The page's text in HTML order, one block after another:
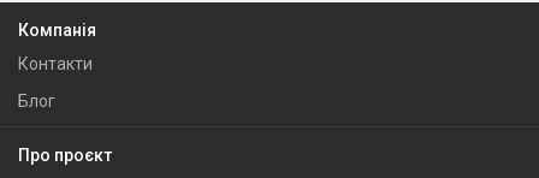
Компанія
Контакти
Блог
Про проєкт